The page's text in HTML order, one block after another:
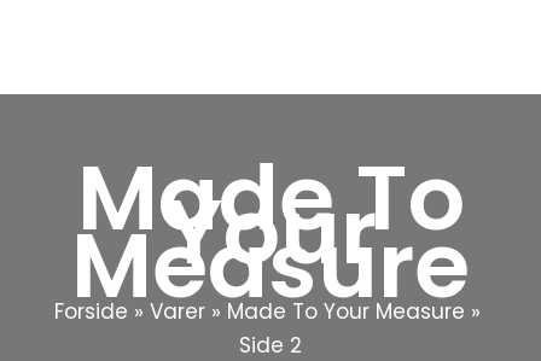
Made To
Your
Measure
Forside Varer
Made To Your Measure
Side 2